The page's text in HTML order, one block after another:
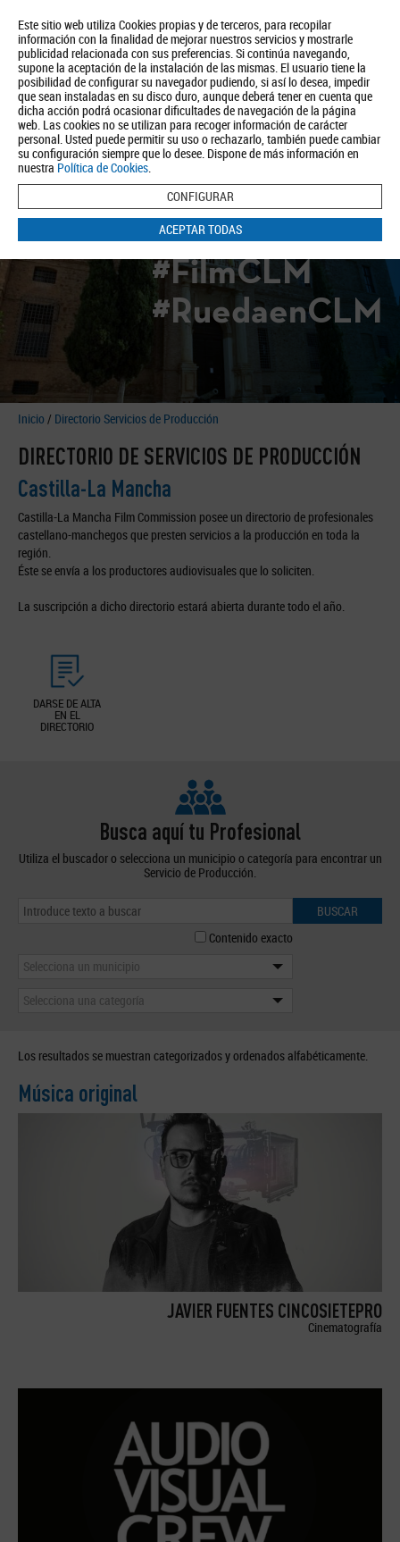
Este sitio web utiliza Cookies propias y de terceros, para recopilar
información con la finalidad de mejorar nuestros servicios y mostrarle
publicidad relacionada con sus preferencias. Si continúa navegando,
supone la aceptación de la instalación de las mismas. El usuario tiene la
posibilidad de configurar su navegador pudiendo, si así lo desea, impedir
que sean instaladas en su disco duro, aunque deberá tener en cuenta que
dicha acción podrá ocasionar dificultades de navegación de la página
web. Las cookies no se utilizan para recoger información de carácter
personal. Usted puede permitir su uso o rechazarlo, también puede cambiar
su configuración siempre que lo desee. Dispone de más información en
nuestra Política de Cookies.
CONFIGURAR
ACEPTAR TODAS
Quiénes somos Turismo Política de Privacidad Aviso Legal
Política de Cookies
BUSCAR
#FilmCLM
#RuedaenCLM
Inicio / Directorio Servicios de Producción
DIRECTORIO DE SERVICIOS DE PRODUCCIÓN
Castilla-La Mancha
Castilla-La Mancha Film Commission posee un directorio de profesionales
castellano-manchegos que presten servicios a la producción en toda la
región.
Éste se envía a los productores audiovisuales que lo soliciten.
La suscripción a dicho directorio estará abierta durante todo el año.
DARSE DE ALTA
EN EL
DIRECTORIO
Busca aquí tu Profesional
Utiliza el buscador o selecciona un municipio o categoría para encontrar un
Servicio de Producción.
BUSCAR
Contenido exacto
Selecciona un municipio
Selecciona una categoría
Los resultados se muestran categorizados y ordenados alfabéticamente.
Música original
JAVIER FUENTES CINCOSIETEPRO
Cinematografía